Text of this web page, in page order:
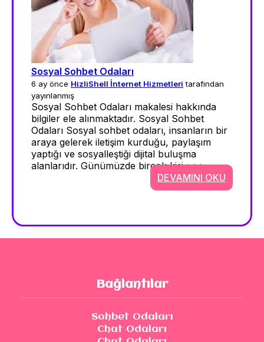
Sosyal Sohbet Odaları
6 ay önce HizliShell İnternet Hizmetleri tarafından
yayınlanmış
Sosyal Sohbet Odaları makalesi hakkında
bilgiler ele alınmaktadır. Sosyal Sohbet
Odaları Sosyal sohbet odaları, insanların bir
araya gelerek iletişim kurduğu, paylaşım
yaptığı ve sosyalleştiği dijital buluşma
alanlarıdır. Günümüzde birçok kişi >>>
DEVAMINI OKU
Bağlantılar
Sohbet Odaları
Chat Odaları